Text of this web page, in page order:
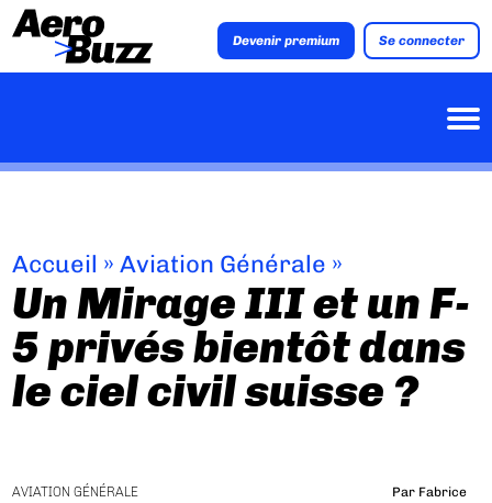
Devenir premium Se connecter
Accueil »Aviation Générale »
Un Mirage III et un F-
5 privés bientôt dans
le ciel civil suisse ?
AVIATION GÉNÉRALE
Par Fabrice